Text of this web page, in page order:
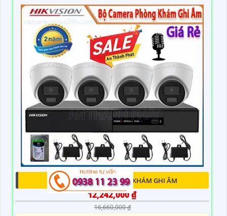
LẮP ĐẶT CAMERA PHÒNG KHÁM GHI ÂM
12,242,000 ₫
16,660,000 ₫